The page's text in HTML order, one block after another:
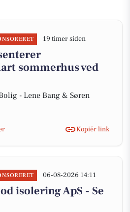
19 timer siden
sommerhus ved
- Lene Bang & Søren
Kopiér link
06-08-2026 14:11
isolering ApS - Se